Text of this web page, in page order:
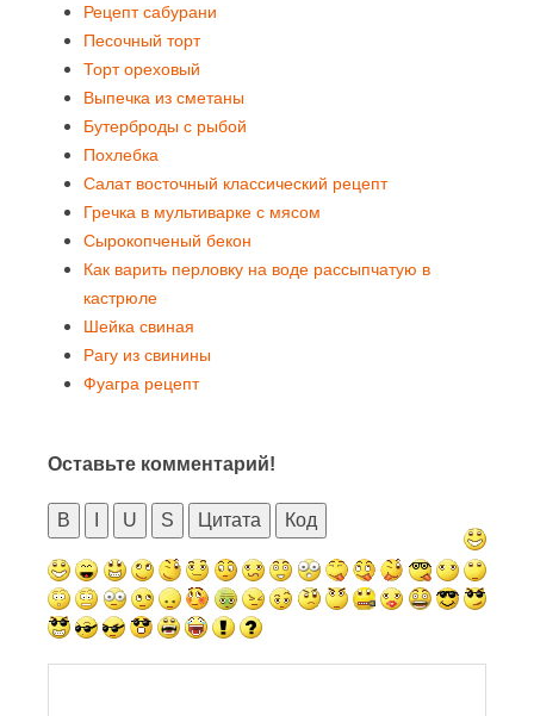
Рецепт сабурани
Песочный торт
Торт ореховый
Выпечка из сметаны
Бутерброды с рыбой
Похлебка
Салат восточный классический рецепт
Гречка в мультиварке с мясом
Сырокопченый бекон
Как варить перловку на воде рассыпчатую в
кастрюле
Шейка свиная
Рагу из свинины
Фуагра рецепт
Оставьте комментарий!
B U S Цитата Код